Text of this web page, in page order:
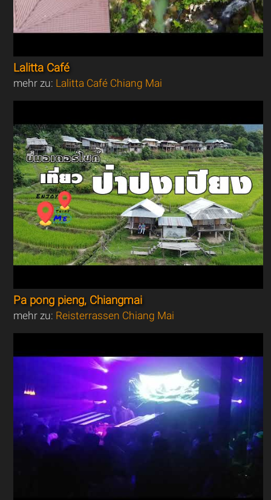
Lalitta Café
mehr zu: Lalitta Café Chiang Mai
Pa pong pieng, Chiangmai
mehr zu: Reisterrassen Chiang Mai